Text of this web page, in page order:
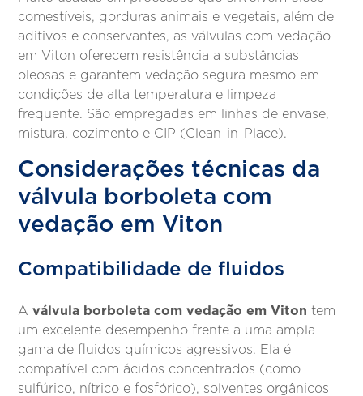
comestíveis, gorduras animais e vegetais, além de
aditivos e conservantes, as válvulas com vedação
em Viton oferecem resistência a substâncias
oleosas e garantem vedação segura mesmo em
condições de alta temperatura e limpeza
frequente. São empregadas em linhas de envase,
mistura, cozimento e CIP (Clean-in-Place).
Considerações técnicas da
válvula borboleta com
vedação em Viton
Compatibilidade de fluidos
Aválvula borboleta com vedação em Viton tem
um excelente desempenho frente a uma ampla
gama de fluidos químicos agressivos. Ela é
compatível com ácidos concentrados (como
sulfúrico, nítrico e fosfórico), solventes orgânicos